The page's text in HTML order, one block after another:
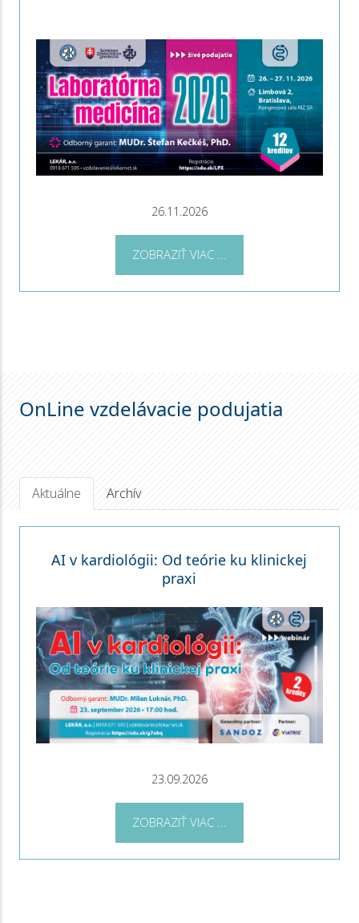
26.11.2026
ZOBRAZIŤ VIAC ...
OnLine vzdelávacie podujatia
Aktuálne Archív
AI v kardiológii: Od teórie ku klinickej
praxi
23.09.2026
ZOBRAZIŤ VIAC ...